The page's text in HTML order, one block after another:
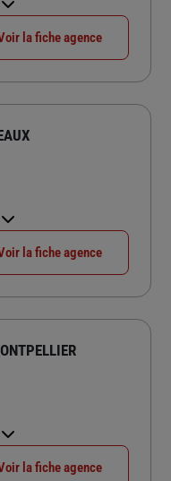
la fiche agence
la fiche agence
la fiche agence